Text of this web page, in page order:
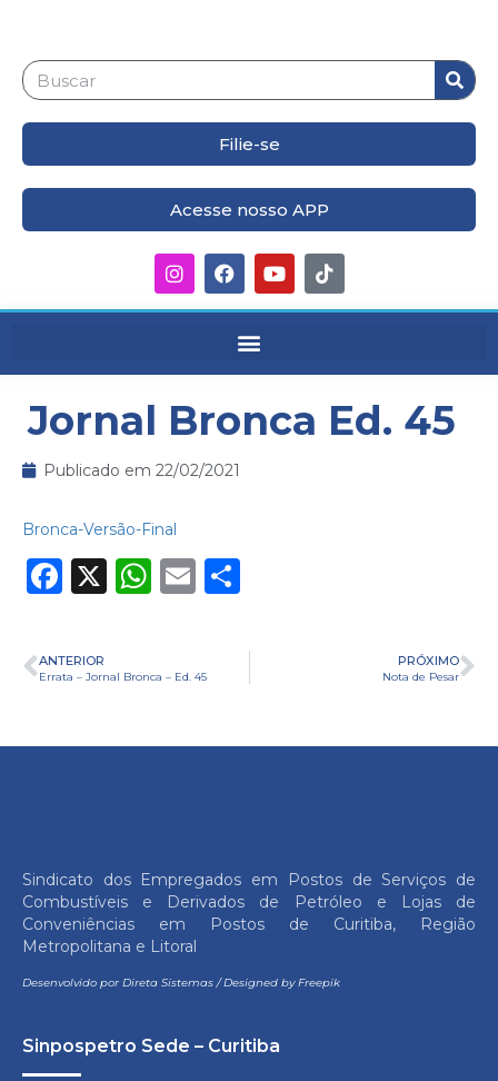
Filie-se
Acesse nosso APP
Jornal Bronca Ed. 45
Publicado em 22/02/2021
Bronca-Versão-Final
Facebook
X WhatsApp
Email
ANTERIOR
Errata – Jornal Bronca – Ed. 45
PRÓXIMO
Nota de Pesar
Sindicato dos Empregados em Postos de Serviços de
Combustíveis e Derivados de Petróleo e Lojas de
Conveniências em Postos de Curitiba, Região
Metropolitana e Litoral
Desenvolvido por Direta Sistemas/Designed by Freepik
Sinpospetro Sede – Curitiba